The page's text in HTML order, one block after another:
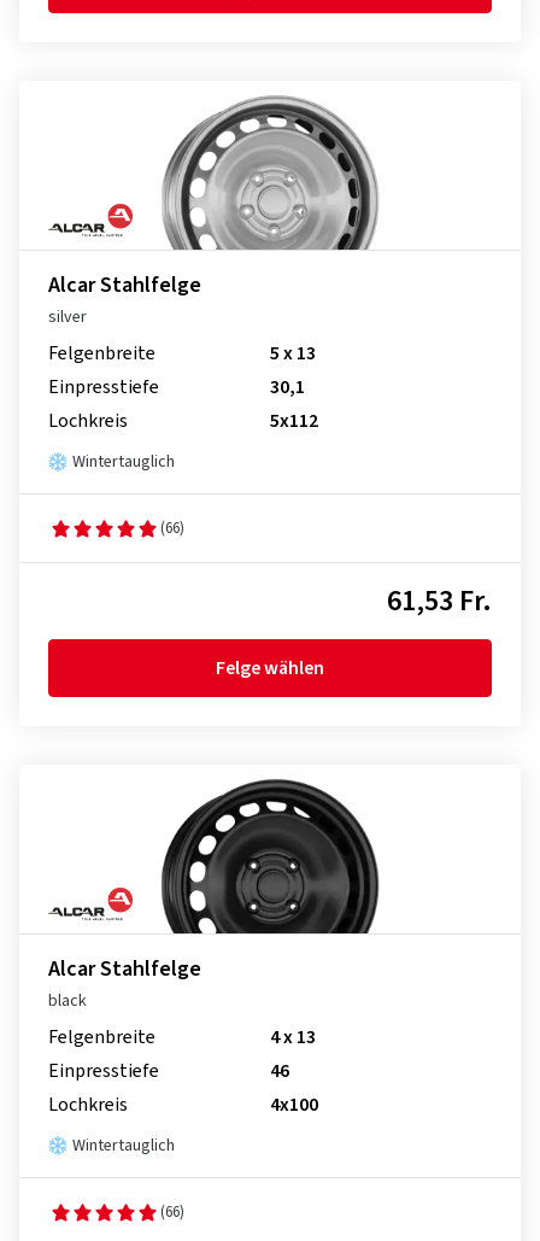
Alcar Stahlfelge
silver
Felgenbreite
5 x 13
Einpresstiefe
30,1
Lochkreis
5x112
Wintertauglich
(66)
61,53 Fr.
Felge wählen
Alcar Stahlfelge
black
Felgenbreite
4 x 13
Einpresstiefe
46
Lochkreis
4x100
Wintertauglich
(66)